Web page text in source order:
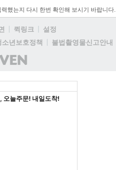
했는지 다시 한번 확인해 보시기 바랍니다.
퀵링크
설정
소년보호정책
불법촬영물신고안내
(주)
인